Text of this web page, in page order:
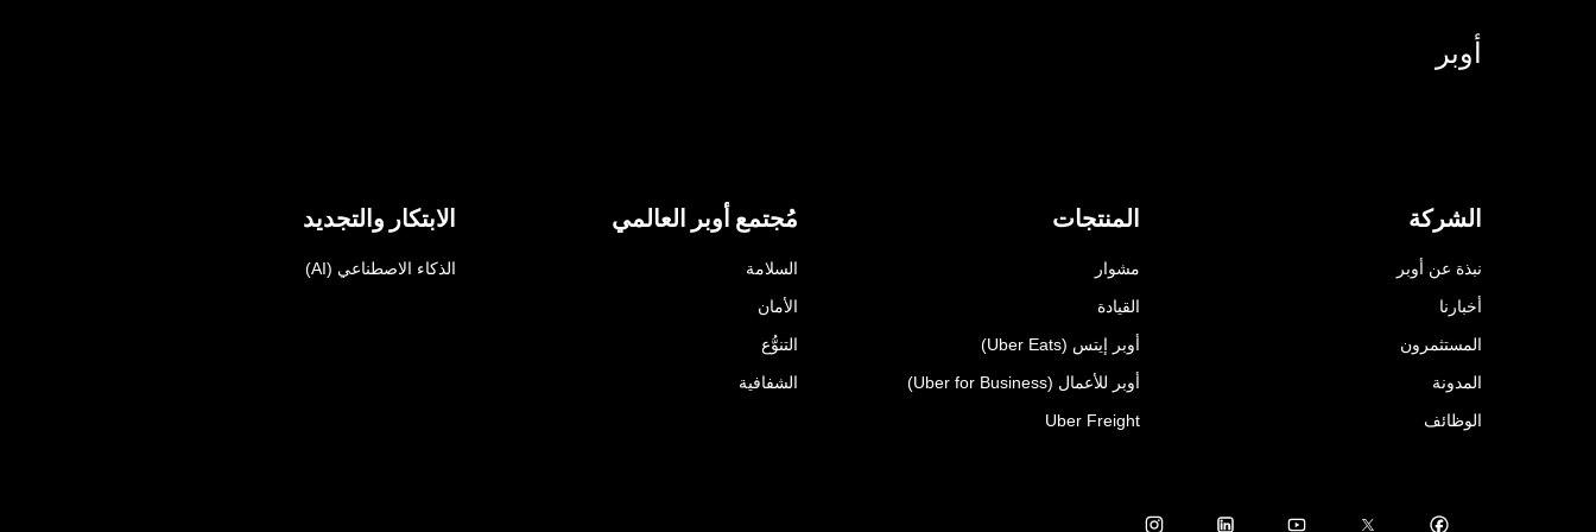
أوبر
الشركة
نبذة عن أوبر
أخبارنا
المستثمرون
المدونة
الوظائف
المنتجات
مشوار
القيادة
أوبر إيتس (Uber Eats)
أوبر للأعمال (Uber for Business)
Uber Freight
مُجتمع أوبر العالمي
السلامة
الأمان
التنوُّع
الشفافية
الابتكار والتجديد
الذكاء الاصطناعي (AI)